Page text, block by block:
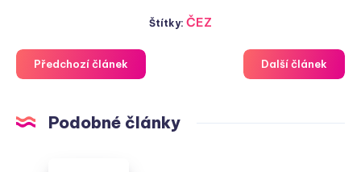
Štítky:ČEZ
Předchozí článek Další článek
Podobné články